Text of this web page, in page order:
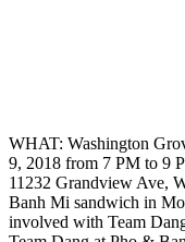
WHAT: Washington
9, 2018 from 7 PM to 9
11232 Grandview Ave,
Banh Mi sandwich in
involved with Team